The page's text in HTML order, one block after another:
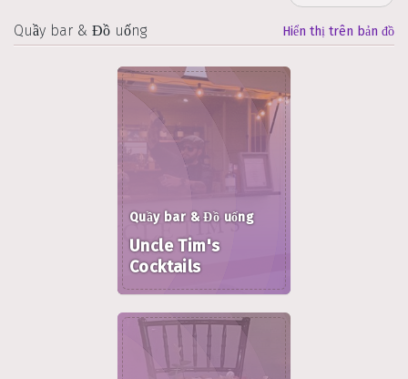
Quầy bar & Đồ uống Hiển thị trên bản đồ
Quầy bar & Đồ uống
Uncle Tim's
Cocktails